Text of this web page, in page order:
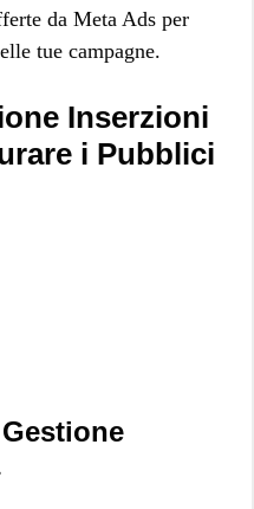
da Meta Ads per
tue campagne.
Inserzioni
i Pubblici